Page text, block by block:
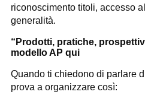
riconoscimento titoli, accesso
generalità.
“Prodotti, pratiche,
modello AP qui
Quando ti chiedono di parlare
prova a organizzare così: